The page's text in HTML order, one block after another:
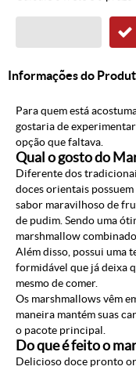
Informações do
Para quem está
gostaria de
opção que faltava.
Qual o gosto do
Diferente dos
doces orientais
sabor maravilhoso de
de pudim. Sendo uma
marshmallow
Além disso, possui uma
formidável que já deixa
mesmo de comer.
Os marshmallows vêm
maneira mantém suas
o pacote principal.
Do que é feito o
Delicioso doce pronto